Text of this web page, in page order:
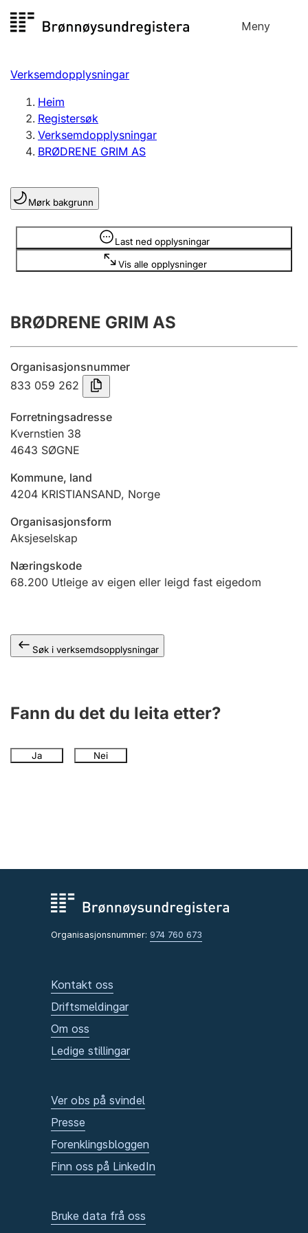
til
Meny
Registersøk
Aksjeselskap
Enkeltpersonføretak
Registrere, endre, slette
Lag og foreining
Registrere, endre, slette
Årsrekneskap
Innsending og forseinkingsgebyr
Jeger
Ektepaktrettleiaren
Andre tema
Verksemdopplysningar
Heim
Registersøk
Verksemdopplysningar
BRØDRENE GRIM AS
Mørk bakgrunn
Last ned opplysningar
Vis alle opplysninger
Opplysninger er skjult
BRØDRENE GRIM AS
Organisasjonsnummer
833 059 262
Forretningsadresse
Kvernstien 38
4643 SØGNE
Kommune, land
4204 KRISTIANSAND, Norge
Organisasjonsform
Aksjeselskap
Næringskode
68.200 Utleige av eigen eller leigd fast eigedom
Søk i verksemdsopplysningar
Fann du det du leita etter?
Ja Nei
Organisasjonsnummer: 974 760 673
Kontakt oss
Driftsmeldingar
Om oss
Ledige stillingar
Ver obs på svindel
Presse
Forenklingsbloggen
Finn oss på LinkedIn
Bruke data frå oss